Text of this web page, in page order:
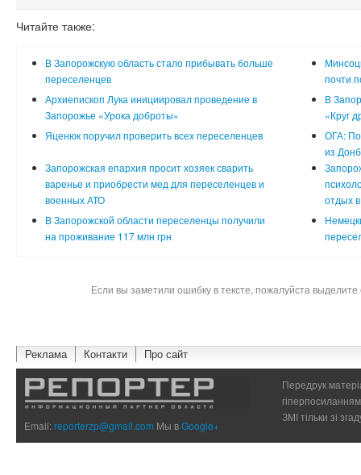
Читайте также:
В Запорожскую область стало прибывать больше
переселенцев
почти
Архиепископ Лука инициировал проведение в
Запорожье «Урока доброты»
В
«Круг
Яценюк поручил проверить всех переселенцев
ОГА:
из
Запорожская епархия просит хозяек сварить
варенье и приобрести мед для переселенцев и
военных АТО
отдых
В Запорожской области переселенцы получили
на проживание 117 млн грн
Если вы заметили ошибку в тексте, пожалуйста
Реклама Контакти Про сайт
Email:reporterzp@gmail.com Мы вGoogle+
Передрук
ЗМІ тільки зі